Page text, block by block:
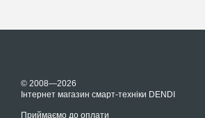
© 2008—2026
Інтернет магазин смарт-техніки DENDI
Приймаємо до оплати